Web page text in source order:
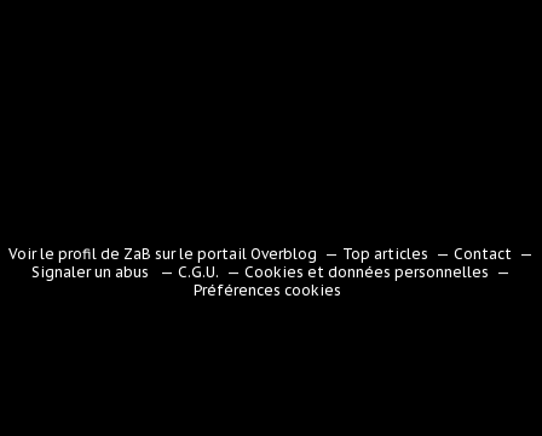
Voir le profil de ZaB sur le portail Overblog Top articles
Contact
Signaler un abus
C.G.U.
Cookies et données personnelles
Préférences cookies